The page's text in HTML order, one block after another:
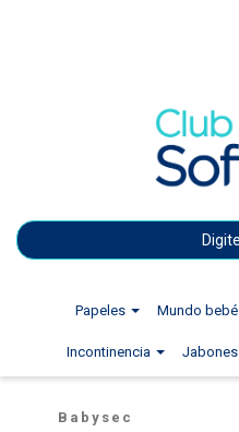
Papeles Mundo bebé
Incontinencia Jabones
Babysec